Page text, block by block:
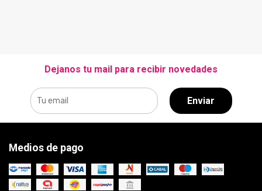
Dejanos tu mail para recibir novedades
Enviar
Medios de pago